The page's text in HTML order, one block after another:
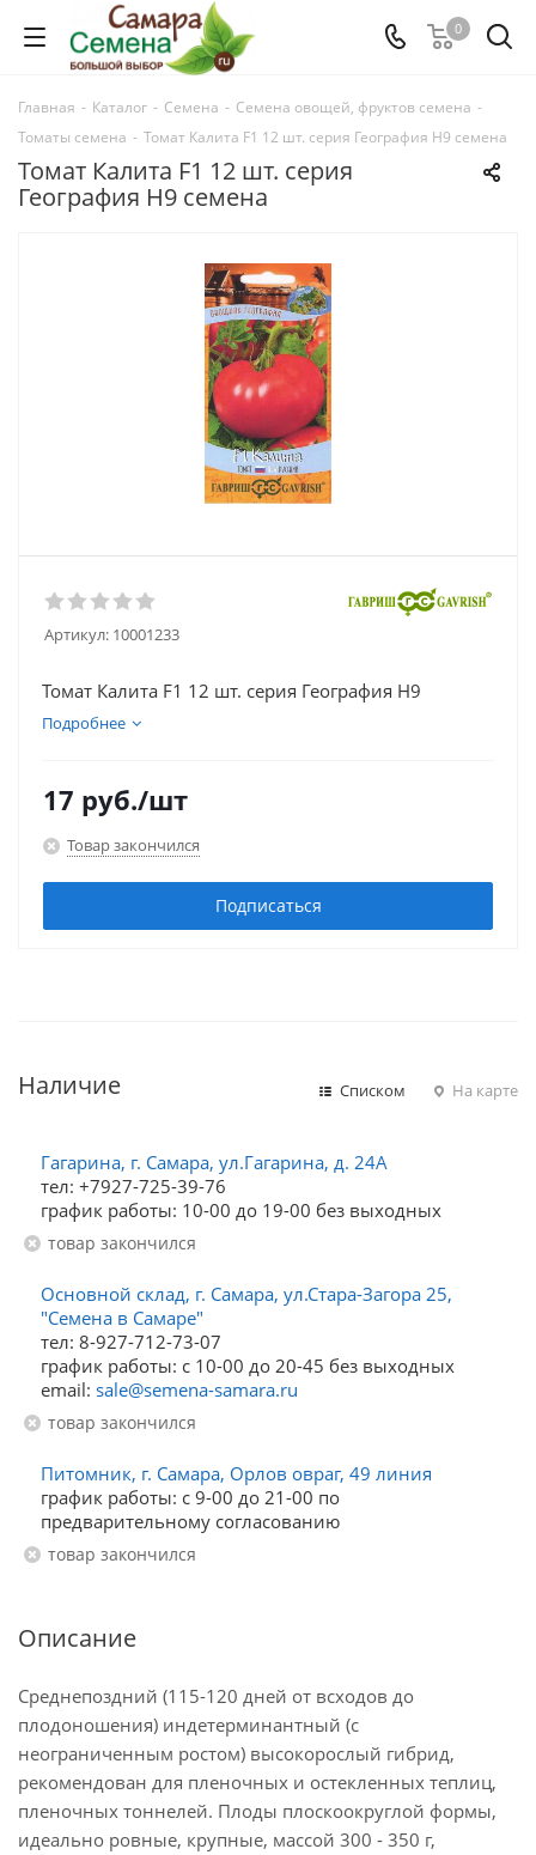
0
Главная - Каталог - Семена - Семена овощей, фруктов семена -
Томаты семена - Томат Калита F1 12 шт. серия География Н9 семена
Томат Калита F1 12 шт. серия
География Н9 семена
Артикул: 10001233
Томат Калита F1 12 шт. серия География Н9
Подробнее
17 руб./шт
Товар закончился
Подписаться
Наличие Списком На карте
Гагарина, г. Самара, ул.Гагарина, д. 24А
тел: +7927-725-39-76
график работы: 10-00 до 19-00 без выходных
Товар закончился
Основной склад, г. Самара, ул.Стара-Загора 25,
"Семена в Самаре"
тел: 8-927-712-73-07
график работы: с 10-00 до 20-45 без выходных
email: sale@semena-samara.ru
Товар закончился
Питомник, г. Самара, Орлов овраг, 49 линия
график работы: с 9-00 до 21-00 по
предварительному согласованию
Товар закончился
Описание
Среднепоздний (115-120 дней от всходов до
плодоношения) индетерминантный (с
неограниченным ростом) высокорослый гибрид,
рекомендован для пленочных и остекленных теплиц,
пленочных тоннелей. Плоды плоскоокруглой формы,
идеально ровные, крупные, массой 300 - 350 г,